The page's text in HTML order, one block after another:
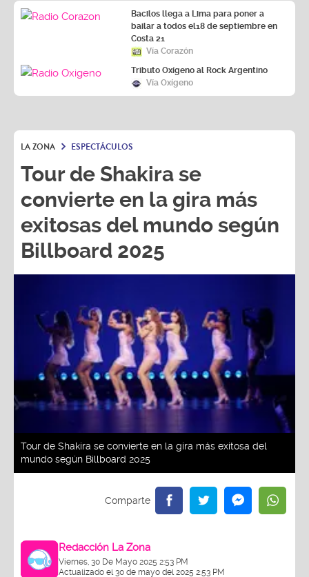
Bacilos llega a Lima para poner a
bailar a todos el18 de septiembre en
Costa 21
Vía Corazón
Tributo Oxígeno al Rock Argentino
Vía Oxígeno
LA ZONA ESPECTÁCULOS
Tour de Shakira se
convierte en la gira más
exitosas del mundo según
Billboard 2025
Tour de Shakira se convierte en la gira más exitosa del
mundo según Billboard 2025
Redacción La Zona
Viernes, 30 De Mayo 2025 2:53 PM
Actualizado el 30 de mayo del 2025 2:53 PM